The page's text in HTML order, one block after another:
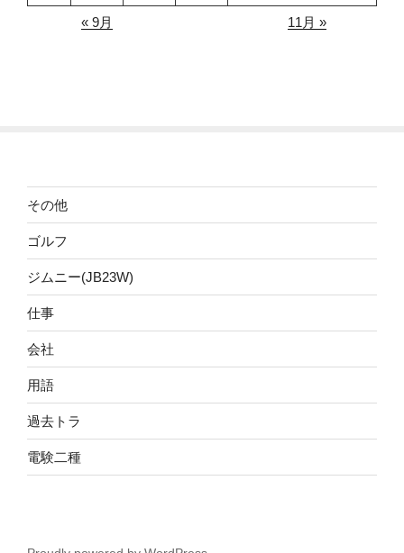
« 9月
11月 »
その他
ゴルフ
ジムニー(JB23W)
仕事
会社
用語
過去トラ
電験二種